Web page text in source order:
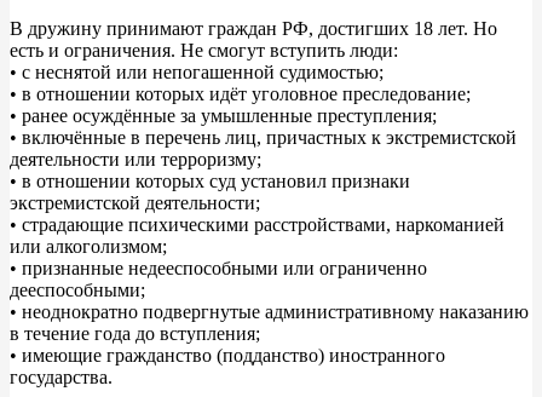
В дружину принимают граждан РФ, достигших 18 лет. Но
есть и ограничения. Не смогут вступить люди:
• с неснятой или непогашенной судимостью;
• в отношении которых идёт уголовное преследование;
• ранее осуждённые за умышленные преступления;
• включённые в перечень лиц, причастных к экстремистской
деятельности или терроризму;
• в отношении которых суд установил признаки
экстремистской деятельности;
• страдающие психическими расстройствами, наркоманией
или алкоголизмом;
• признанные недееспособными или ограниченно
дееспособными;
• неоднократно подвергнутые административному наказанию
в течение года до вступления;
• имеющие гражданство (подданство) иностранного
государства.